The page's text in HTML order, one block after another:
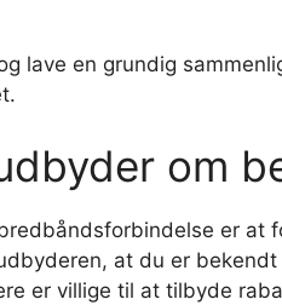
lave en grundig
om
er
at du er
er villige til at tilbyde